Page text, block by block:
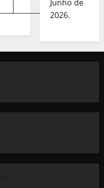
Junho de
2026.